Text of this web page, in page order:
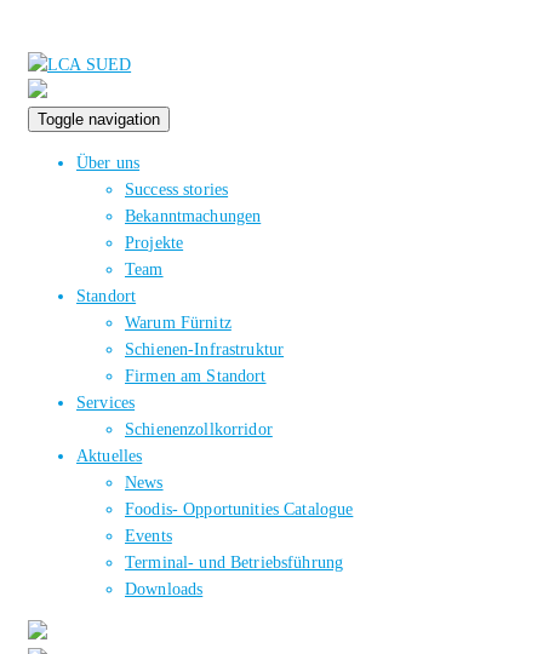
Toggle navigation
Über uns
Success stories
Bekanntmachungen
Projekte
Team
Standort
Warum Fürnitz
Schienen-Infrastruktur
Firmen am Standort
Services
Schienenzollkorridor
Aktuelles
News
Foodis- Opportunities Catalogue
Events
Terminal- und Betriebsführung
Downloads